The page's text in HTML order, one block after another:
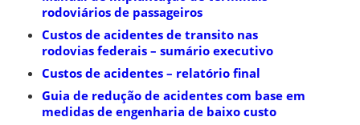
rodoviários de passageiros
Custos de acidentes de transito nas
rodovias federais – sumário executivo
Custos de acidentes – relatório final
Guia de redução de acidentes com base em
medidas de engenharia de baixo custo